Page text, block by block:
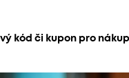
kód či kupon pro